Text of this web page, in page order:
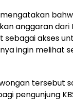
mengatakan
anggaran dari
akses
ingin melihat
tersebut
pengunjung